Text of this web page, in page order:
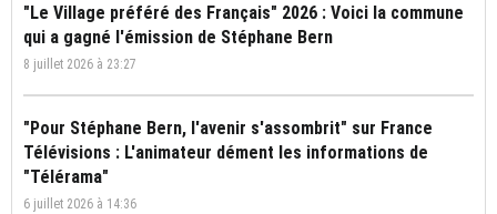
"Le Village préféré des Français" 2026 : Voici la commune
qui a gagné l'émission de Stéphane Bern
8 juillet 2026 à 23:27
"Pour Stéphane Bern, l'avenir s'assombrit" sur France
Télévisions : L'animateur dément les informations de
"Télérama"
6 juillet 2026 à 14:36